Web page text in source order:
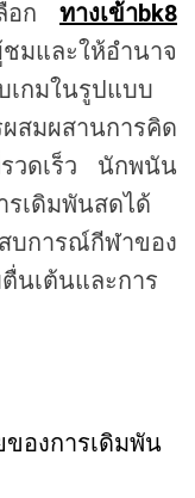
อก ทางเข้าbk8
มและให้อำนาจ
เกมในรูปแบบ
มผสานการคิด
รวดเร็ว นักพนัน
เดิมพันสดได้
การณ์กีฬาของ
นเต้นและการ
องการเดิมพัน